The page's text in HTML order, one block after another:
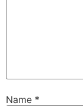
Name *